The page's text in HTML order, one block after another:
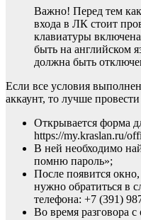
Важно! Перед тем
входа в ЛК стоит
клавиатуры
быть на английском
должна быть
Если все условия
аккаунт, то лучше
Открывается форма
https://my.kraslan.ru/
В ней необходимо
помню пароль»;
После появится
нужно обратиться в
телефона: +7 (391)
Во время разговора